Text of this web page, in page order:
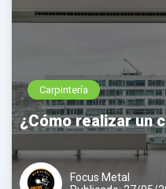
Carpintería
¿Cómo realizar un
Focus Metal